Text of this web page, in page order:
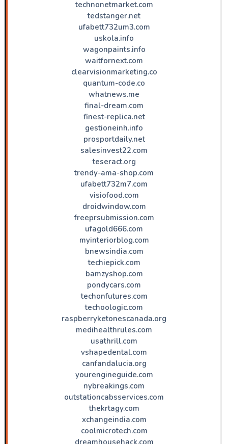
technonetmarket.com
tedstanger.net
ufabett732um3.com
uskola.info
wagonpaints.info
waitfornext.com
clearvisionmarketing.co
quantum-code.co
whatnews.me
final-dream.com
finest-replica.net
gestioneinh.info
prosportdaily.net
salesinvest22.com
teseract.org
trendy-ama-shop.com
ufabett732m7.com
visiofood.com
droidwindow.com
freeprsubmission.com
ufagold666.com
myinteriorblog.com
bnewsindia.com
techiepick.com
bamzyshop.com
pondycars.com
techonfutures.com
techoologic.com
raspberryketonescanada.org
medihealthrules.com
usathrill.com
vshapedental.com
canfandalucia.org
yourengineguide.com
nybreakings.com
outstationcabsservices.com
thekrtagy.com
xchangeindia.com
coolmicrotech.com
dreamhousehack.com